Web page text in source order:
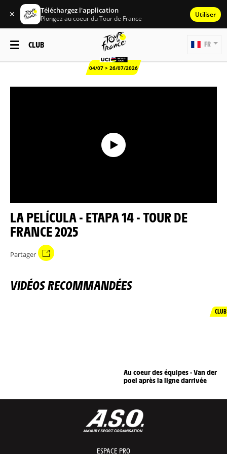
✕ Téléchargez l'application
Plongez au coeur du Tour de France Utiliser
CLUB
04/07 > 26/07/2026
FR
LA PELÍCULA - ETAPA 14 - TOUR DE
FRANCE 2025
Partager
VIDÉOS RECOMMANDÉES
CLUB
Au coeur des équipes - Van der
poel après la ligne darrivée
ESPACE PRO